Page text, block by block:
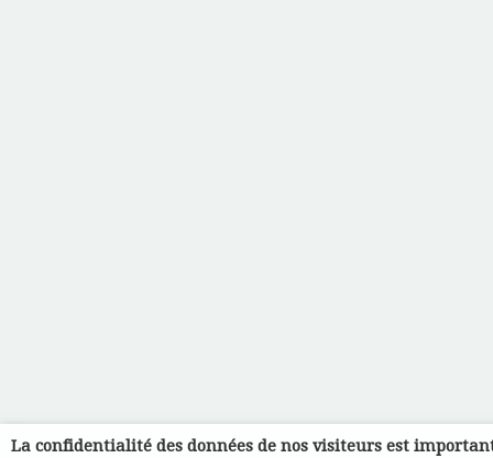
La confidentialité des données de nos visiteurs est